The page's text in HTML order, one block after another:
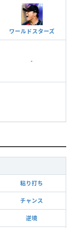
ワールドスターズ
-
粘り打ち
チャンス
逆境